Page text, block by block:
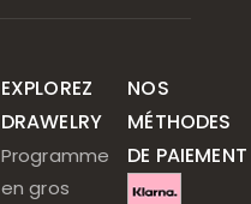
EXPLOREZ
DRAWELRY
Programme
en gros
NOS
MÉTHODES
DE PAIEMENT